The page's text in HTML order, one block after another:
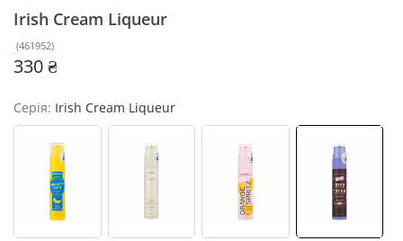
Irish Cream Liqueur
(461952)
330 ₴
Серія: Irish Cream Liqueur